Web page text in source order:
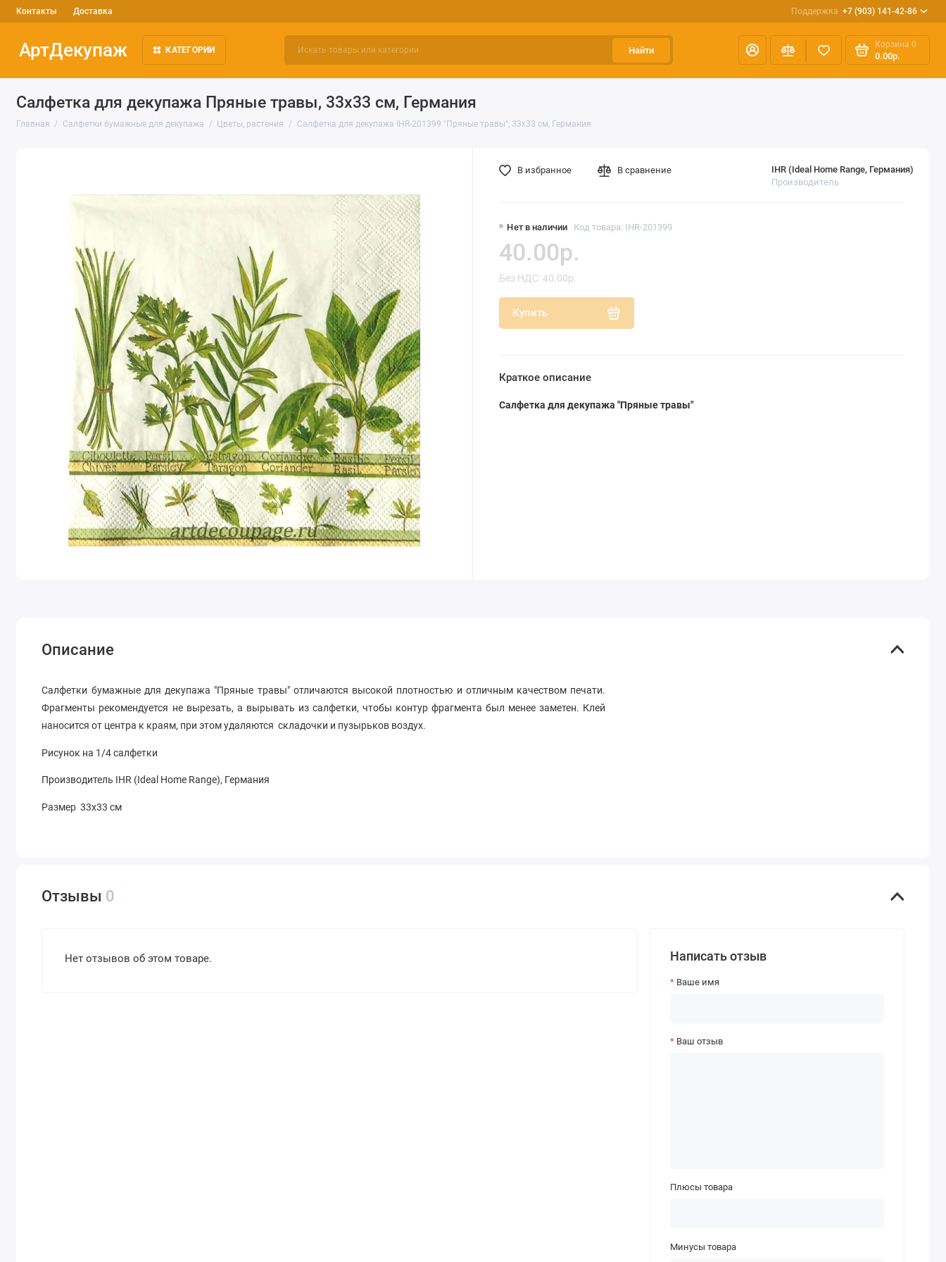
Контакты Доставка Поддержка +7 (903) 141-42-86
АртДекупаж КАТЕГОРИИ Найти
Корзина 0
0.00р.
Салфетка для декупажа Пряные травы, 33х33 см, Германия
Главная Салфетки бумажные для декупажа Цветы, растения Салфетка для декупажа IHR-201399 "Пряные травы", 33х33 см, Германия
Нет в наличии Код товара: IHR-201399
IHR (Ideal Home Range, Германия)
Производитель
40.00р.
Без НДС: 40.00р.
Купить
В избранное В сравнение
Краткое описание
Салфетка для декупажа "Пряные травы"
Описание
Салфетки бумажные для декупажа "Пряные травы" отличаются высокой плотностью и отличным качеством печати.
Фрагменты рекомендуется не вырезать, а вырывать из салфетки, чтобы контур фрагмента был менее заметен. Клей
наносится от центра к краям, при этом удаляются складочки и пузырьков воздух.
Рисунок на 1/4 салфетки
Производитель IHR (Ideal Home Range), Германия
Размер 33х33 см
Отзывы 0
Нет отзывов об этом товаре. Написать отзыв
Ваше имя
Ваш отзыв
Плюсы товара
Минусы товара